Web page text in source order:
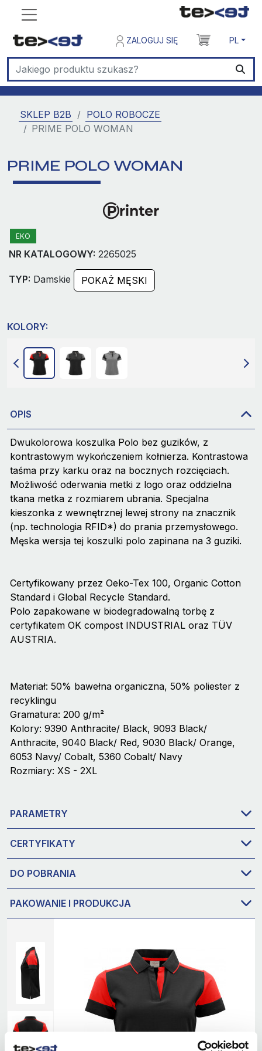
ZALOGUJ SIĘ PL
SKLEP B2B
POLO ROBOCZE
PRIME POLO WOMAN
PRIME POLO WOMAN
EKO
NR KATALOGOWY: 2265025
TYP: Damskie POKAŻ MĘSKI
KOLORY:
OPIS
Dwukolorowa koszulka Polo bez guzików, z
kontrastowym wykończeniem kołnierza. Kontrastowa
taśma przy karku oraz na bocznych rozcięciach.
Możliwość oderwania metki z logo oraz oddzielna
tkana metka z rozmiarem ubrania. Specjalna
kieszonka z wewnętrznej lewej strony na znacznik
(np. technologia RFID*) do prania przemysłowego.
Męska wersja tej koszulki polo zapinana na 3 guziki.
Certyfikowany przez Oeko-Tex 100, Organic Cotton
Standard i Global Recycle Standard.
Polo zapakowane w biodegradowalną torbę z
certyfikatem OK compost INDUSTRIAL oraz TÜV
AUSTRIA.
Materiał: 50% bawełna organiczna, 50% poliester z
recyklingu
Gramatura: 200 g/m²
Kolory: 9390 Anthracite/ Black, 9093 Black/
Anthracite, 9040 Black/ Red, 9030 Black/ Orange,
6053 Navy/ Cobalt, 5360 Cobalt/ Navy
Rozmiary: XS - 2XL
PARAMETRY
CERTYFIKATY
DO POBRANIA
PAKOWANIE I PRODUKCJA